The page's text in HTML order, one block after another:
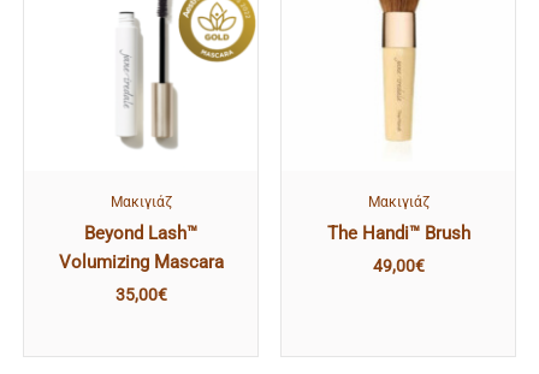
Mακιγιάζ
Beyond Lash™
Volumizing Mascara
35,00€
Mακιγιάζ
The Handi™ Brush
49,00€